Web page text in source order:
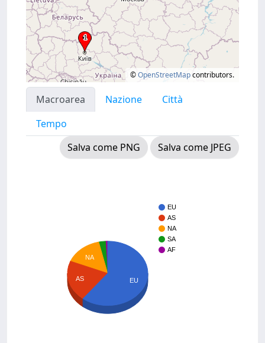
©OpenStreetMapcontributors.
Macroarea Nazione
Città
Tempo
Salva come PNG
Salva come JPEG
EU
AS
NA
SA
AF
NA
AS EU